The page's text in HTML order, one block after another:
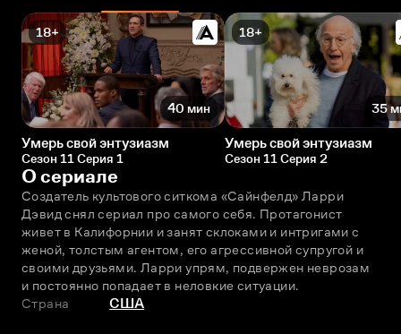
18+
40 мин
Умерь свой энтузиазм
Сезон 11 Серия 1
18+
35
Умерь свой энтузиазм
Сезон 11 Серия 2
О сериале
Создатель культового ситкома «Сайнфелд» Ларри
Дэвид снял сериал про самого себя. Протагонист
живет в Калифорнии и занят склоками и интригами с
женой, толстым агентом, его агрессивной супругой и
своими друзьями. Ларри упрям, подвержен неврозам
и постоянно попадает в неловкие ситуации.
Страна
США